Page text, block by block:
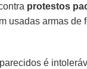
protestos
usadas armas de
é